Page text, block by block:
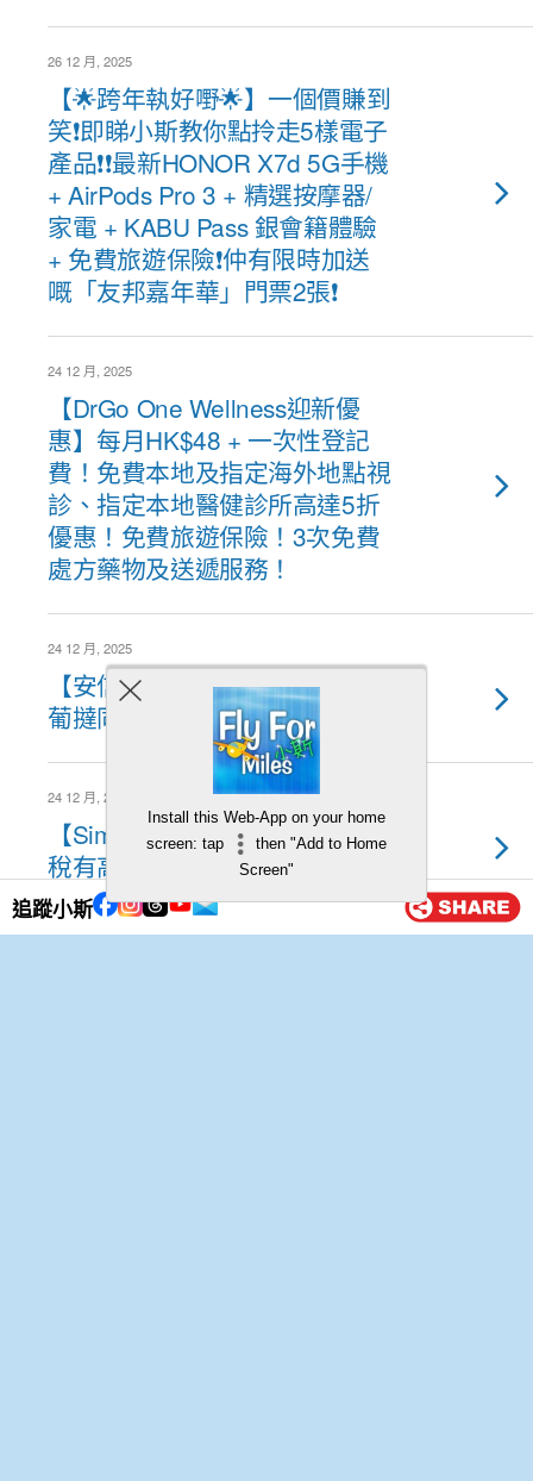
追蹤小斯
26 12 月, 2025
【🌟跨年執好嘢🌟】一個價賺到
笑❗即睇小斯教你點拎走5樣電子
產品❗❗最新HONOR X7d 5G手機
+ AirPods Pro 3 + 精選按摩器/
家電 + KABU Pass 銀會籍體驗
+ 免費旅遊保險❗仲有限時加送
嘅「友邦嘉年華」門票2張❗
24 12 月, 2025
【DrGo One Wellness迎新優
惠】每月HK$48 + 一次性登記
費！免費本地及指定海外地點視
診、指定本地醫健診所高達5折
優惠！免費旅遊保險！3次免費
處方藥物及送遞服務！
24 12 月, 2025
【安信信用卡優惠】免費搶KFC
葡撻同雞翼！即刻入app搶！
24 12 月, 2025
【Sim Credit Card交稅優惠】交
稅有高達HK$800現金回贈！
Install this Web-App on your home
screen: tap
then "Add to Home
Screen"